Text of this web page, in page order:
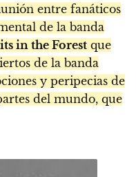
entre fanáticos
de la banda
in the Forest que
de la banda
y peripecias de
del mundo, que